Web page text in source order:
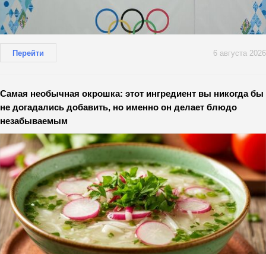
Перейти 6 августа 2026
Самая необычная окрошка: этот ингредиент вы никогда бы
не догадались добавить, но именно он делает блюдо
незабываемым